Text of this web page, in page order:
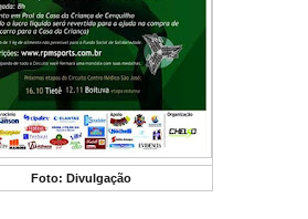
Foto: Divulgação